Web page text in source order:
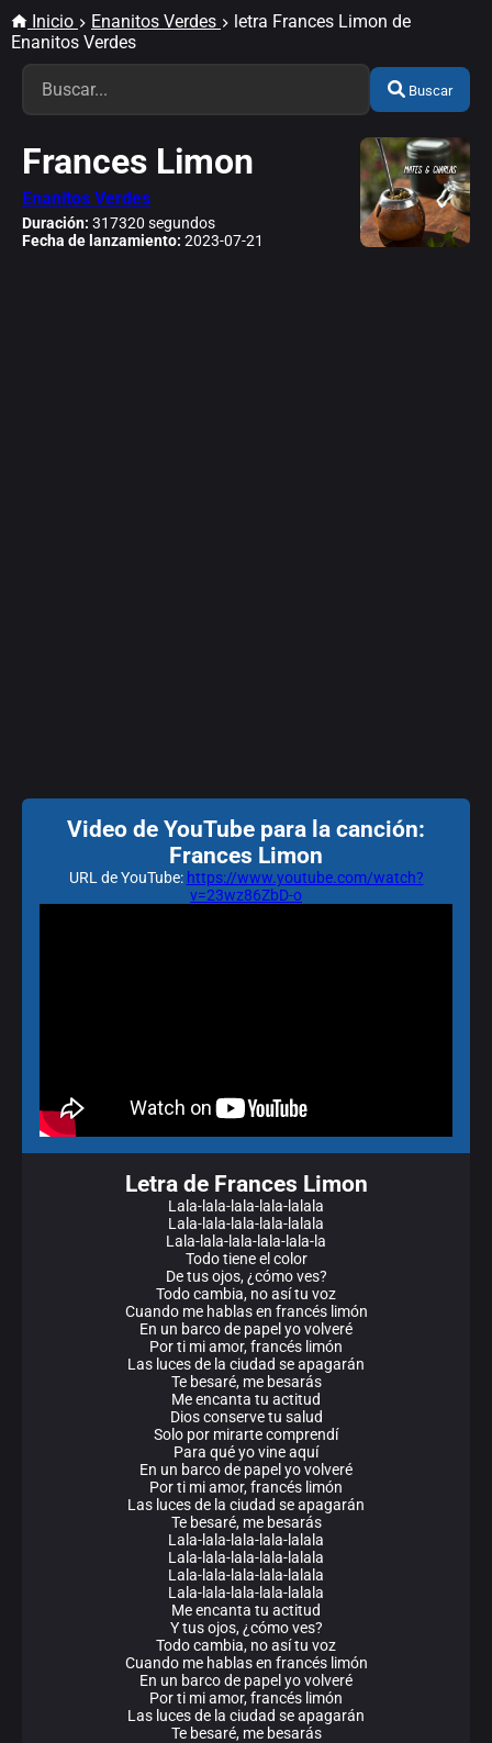
Inicio Enanitos Verdes
letra Frances Limon de
Enanitos Verdes
Buscar
Frances Limon
Enanitos Verdes
Duración: 317320 segundos
Fecha de lanzamiento: 2023-07-21
Video de YouTube para la canción:
Frances Limon
URL de YouTube: https://www.youtube.com/watch?
v=23wz86ZbD-o
Letra de Frances Limon
Lala-lala-lala-lala-lalala
Lala-lala-lala-lala-lalala
Lala-lala-lala-lala-lala-la
Todo tiene el color
De tus ojos, ¿cómo ves?
Todo cambia, no así tu voz
Cuando me hablas en francés limón
En un barco de papel yo volveré
Por ti mi amor, francés limón
Las luces de la ciudad se apagarán
Te besaré, me besarás
Me encanta tu actitud
Dios conserve tu salud
Solo por mirarte comprendí
Para qué yo vine aquí
En un barco de papel yo volveré
Por ti mi amor, francés limón
Las luces de la ciudad se apagarán
Te besaré, me besarás
Lala-lala-lala-lala-lalala
Lala-lala-lala-lala-lalala
Lala-lala-lala-lala-lalala
Lala-lala-lala-lala-lalala
Me encanta tu actitud
Y tus ojos, ¿cómo ves?
Todo cambia, no así tu voz
Cuando me hablas en francés limón
En un barco de papel yo volveré
Por ti mi amor, francés limón
Las luces de la ciudad se apagarán
Te besaré, me besarás